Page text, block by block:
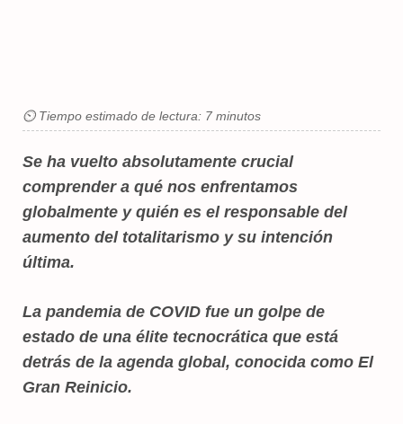
⏲ Tiempo estimado de lectura: 7 minutos
Se ha vuelto absolutamente crucial
comprender a qué nos enfrentamos
globalmente y quién es el responsable del
aumento del totalitarismo y su intención
última.
La pandemia de COVID fue un golpe de
estado de una élite tecnocrática que está
detrás de la agenda global, conocida como El
Gran Reinicio.